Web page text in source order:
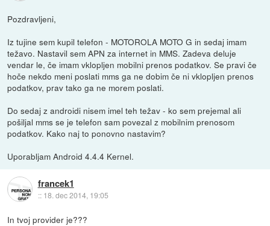
Pozdravljeni,
Iz tujine sem kupil telefon - MOTOROLA MOTO G in sedaj imam
težavo. Nastavil sem APN za internet in MMS. Zadeva deluje
vendar le, če imam vklopljen mobilni prenos podatkov. Se pravi če
hoče nekdo meni poslati mms ga ne dobim če ni vklopljen prenos
podatkov, prav tako ga ne morem poslati.
Do sedaj z androidi nisem imel teh težav - ko sem prejemal ali
pošiljal mms se je telefon sam povezal z mobilnim prenosom
podatkov. Kako naj to ponovno nastavim?
Uporabljam Android 4.4.4 Kernel.
francek1
:: 18. dec 2014, 19:05
In tvoj provider je???